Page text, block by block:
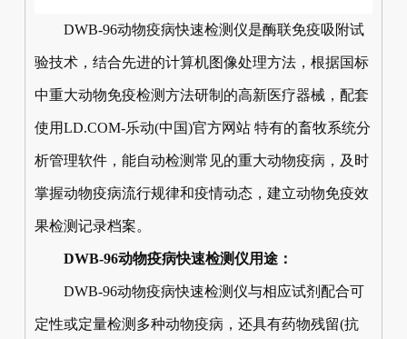
DWB-96动物疫病快速检测仪是酶联免疫吸附试
验技术，结合先进的计算机图像处理方法，根据国标
中重大动物免疫检测方法研制的高新医疗器械，配套
使用LD.COM-乐动(中国)官方网站 特有的畜牧系统分
析管理软件，能自动检测常见的重大动物疫病，及时
掌握动物疫病流行规律和疫情动态，建立动物免疫效
果检测记录档案。
DWB-96动物疫病快速检测仪用途：
DWB-96动物疫病快速检测仪与相应试剂配合可
定性或定量检测多种动物疫病，还具有药物残留(抗